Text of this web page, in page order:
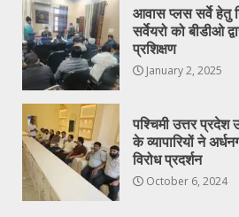
आवास प्लस सर्वे हेतु
सर्वेयरो को बीडीओ
प्रशिक्षण
January 2, 2025
पश्चिमी उत्तर प्रदेश
के व्यापारियों ने
विरोध प्रदर्शन
October 6, 2024